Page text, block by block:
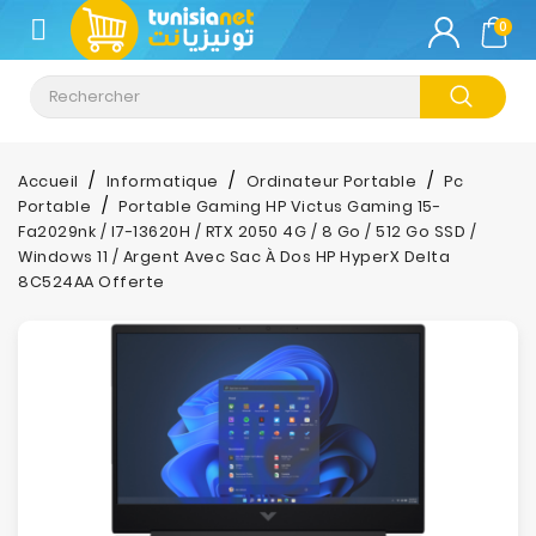
CATÉGORIE
Climatisation
Informatique
Téléphonie
&
Tablette
Impression
0
Accueil Informatique Ordinateur Portable
Pc
Portable
Portable Gaming HP Victus Gaming 15-
Fa2029nk / I7-13620H / RTX 2050 4G / 8 Go / 512 Go SSD /
Windows 11 / Argent Avec Sac À Dos HP HyperX Delta
8C524AA Offerte